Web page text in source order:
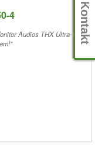
4
Audios THX Ultra-
Kontakt